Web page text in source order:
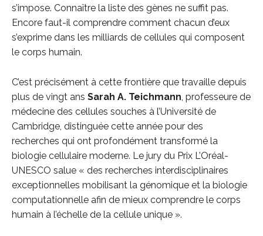
s’impose. Connaître la liste des gènes ne suffit pas.
Encore faut-il comprendre comment chacun d’eux
s’exprime dans les milliards de cellules qui composent
le corps humain.
C’est précisément à cette frontière que travaille depuis
plus de vingt ans Sarah A. Teichmann, professeure de
médecine des cellules souches à l’Université de
Cambridge, distinguée cette année pour des
recherches qui ont profondément transformé la
biologie cellulaire moderne. Le jury du Prix L’Oréal-
UNESCO salue « des recherches interdisciplinaires
exceptionnelles mobilisant la génomique et la biologie
computationnelle afin de mieux comprendre le corps
humain à l’échelle de la cellule unique ».